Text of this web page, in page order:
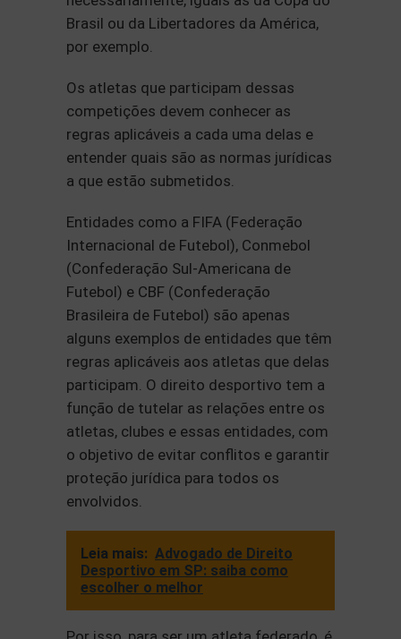
Brasil ou da Libertadores da América,
por exemplo.
Os atletas que participam dessas
competições devem conhecer as
regras aplicáveis a cada uma delas e
entender quais são as normas jurídicas
a que estão submetidos.
Entidades como a FIFA (Federação
Internacional de Futebol), Conmebol
(Confederação Sul-Americana de
Futebol) e CBF (Confederação
Brasileira de Futebol) são apenas
alguns exemplos de entidades que têm
regras aplicáveis aos atletas que delas
participam. O direito desportivo tem a
função de tutelar as relações entre os
atletas, clubes e essas entidades, com
o objetivo de evitar conflitos e garantir
proteção jurídica para todos os
envolvidos.
Leia mais: Advogado de Direito
Desportivo em SP: saiba como
escolher o melhor